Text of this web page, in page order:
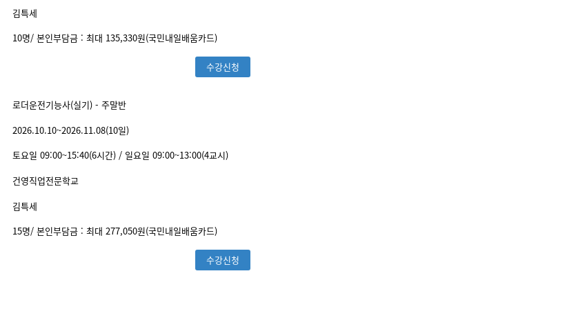
김특세
10명/ 본인부담금 : 최대 135,330원(국민내일배움카드)
수강신청
로더운전기능사(실기) - 주말반
2026.10.10~2026.11.08(10일)
토요일 09:00~15:40(6시간) / 일요일 09:00~13:00(4교시)
건영직업전문학교
김특세
15명/ 본인부담금 : 최대 277,050원(국민내일배움카드)
수강신청